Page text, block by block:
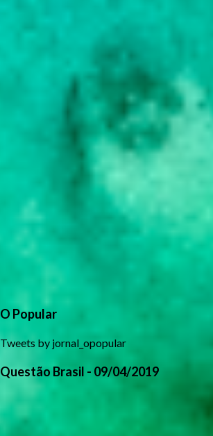
O Popular
Tweets by jornal_opopular
Questão Brasil - 09/04/2019